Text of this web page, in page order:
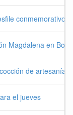
conmemorativo
Magdalena en
de
el jueves